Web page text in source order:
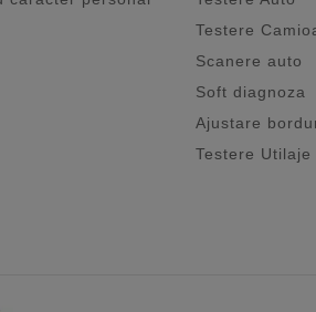
Testere
Scanere auto
Soft diagnoza
Ajustare
Testere Utilaje